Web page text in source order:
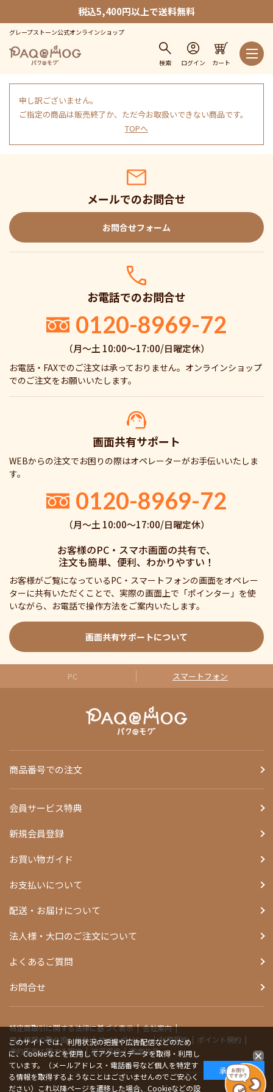
税込5,400円以上で送料無料
グレープストーン公式オンラインショップ
検索 ログイン カート
申し訳ございません。
ご指定の商品は販売終了か、ただ今お取扱いできない商品です。
TOPへ
メールでのお問合せ
お問合せフォーム
お電話でのお問合せ
0120-8969-72
（月〜土 10:00〜17:00/日曜定休）
お電話・FAXでのご注文は承っておりません。オンラインショップ
でのご注文をお願いいたします。
画面共有サポート
WEBからの注文でお困りの際はオペレーターがお手伝いいたしま
す。
0120-8969-72
（月〜土 10:00〜17:00/日曜定休）
お客様のPC・スマホ画面の共有で、
注文も簡単、便利、わかりやすい！
お客様がご覧になっているPC・スマートフォンの画面をオペレー
ターに共有いただくことで、実際の画面上で「ポインター」を使
いながら、お電話で操作方法をご案内いたします。
画面共有サポートについて
PC スマートフォン
商品番号での注文
会員サービス特典
新規会員登録
お買い物ガイド
お支払いについて
配送・お届けについて
法人様・大口のご注文について
よくあるご質問
お問合せ
特定商取引に関する法律に基づく表示
会社案内
個人情報の取り扱い指針
サイトポリシー 利用規約
ポイント規約
予約販売に関する規約
推奨環境 画面共有
このサイトでは、利用状況の把握や広告配信などのため
に、Cookieなどを使用してアクセスデータを取得・利用し
ています。（メールアドレス・電話番号など個人を特定す
る情報を取得するようなことはございませんのでご安心く
ださい）これ以降ページを遷移した場合、Cookieなどの設
承諾する